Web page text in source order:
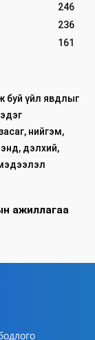
246
236
161
буй үйл явдлыг
нийгэм,
дэлхий,
ажиллагаа